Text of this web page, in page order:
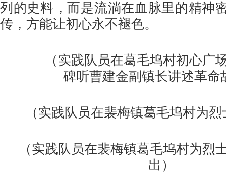
列的史料，而是流淌在血脉里的精神
传，方能让初心永不褪色。
（实践队员在葛毛坞村初心广
碑听曹建金副镇长讲述革命
（实践队员在裴梅镇葛毛坞村为
（实践队员在裴梅镇葛毛坞村为烈
出）